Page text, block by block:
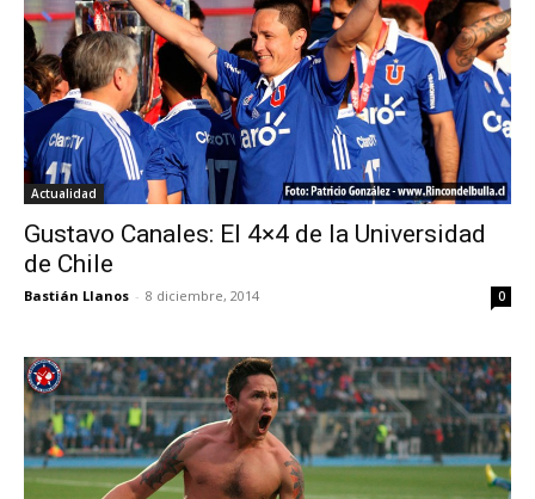
Actualidad
Gustavo Canales: El 4×4 de la Universidad
de Chile
Bastián Llanos - 8 diciembre, 2014 0